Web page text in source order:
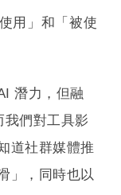
用」和「被使
潛力，但融
我們對工具影
道社群媒體推
」，同時也以